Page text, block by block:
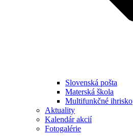
Slovenská pošta
Materská škola
Multifunkčné ihrisko
Aktuality
Kalendár akcií
Fotogalérie